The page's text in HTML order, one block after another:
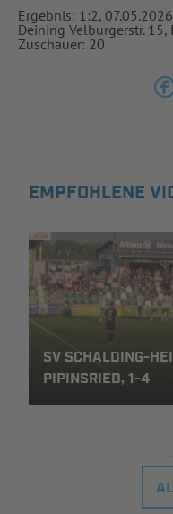
Ergebnis: 1:2,
Deining Velburgerstr.
Zuschauer: 20
EMPFOHLENE
SV SCHALDING-
PIPINSRIED, 1-4